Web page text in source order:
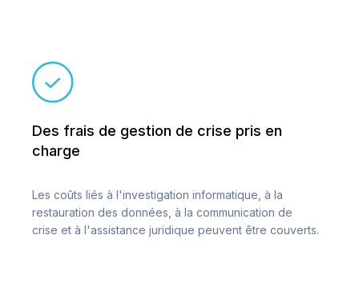
Des frais de gestion de crise pris en
charge
Les coûts liés à l'investigation informatique, à la
restauration des données, à la communication de
crise et à l'assistance juridique peuvent être couverts.